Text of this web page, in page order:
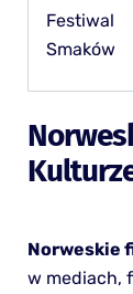
Festiwal
Smaków
Norweskie
w mediach,